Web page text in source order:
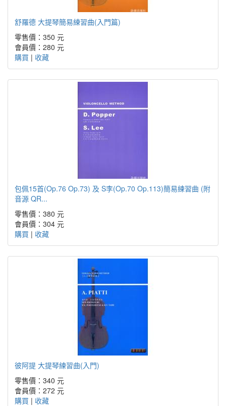
舒羅德 大提琴簡易練習曲(入門篇)
零售價：350 元
會員價：280 元
購買 | 收藏
包佩15首(Op.76 Op.73) 及 S李(Op.70 Op.113)簡易練習曲 (附
音源 QR...
零售價：380 元
會員價：304 元
購買 | 收藏
彼阿提 大提琴練習曲(入門)
零售價：340 元
會員價：272 元
購買 | 收藏